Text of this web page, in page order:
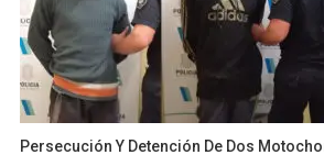
Persecución Y Detención De Dos